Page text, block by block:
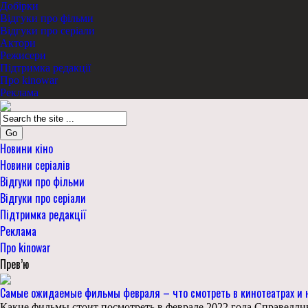
Добірки
Відгуки про фільми
Відгуки про серіали
Актори
Режисери
Підтримка редакції
Про kinowar
Реклама
Go
Новини кіно
Новини серіалів
Відгуки про фільми
Відгуки про серіали
Підтримка редакції
Реклама
Про kinowar
Прев’ю
Самые ожидаемые фильмы февраля – что смотреть в кинотеатрах и